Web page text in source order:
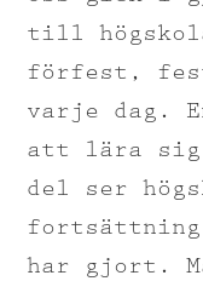
till
förfest,
varje dag.
att lära sig
del ser
har gjort.